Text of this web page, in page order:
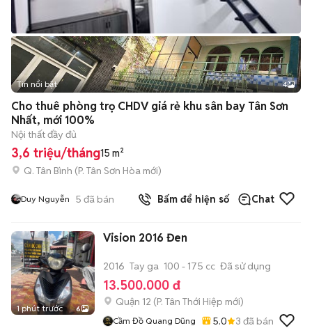
Tin nổi bật 4
Cho thuê phòng trọ CHDV giá rẻ khu sân bay Tân Sơn
Nhất, mới 100%
Nội thất đầy đủ
3,6 triệu/tháng15 m²
Q. Tân Bình (P. Tân Sơn Hòa mới)
Duy Nguyễn 5 đã bán Bấm để hiện số Chat
1 phút trước 6
Vision 2016 Đen
2016 Tay ga 100 - 175 cc Đã sử dụng
13.500.000 đ
Quận 12 (P. Tân Thới Hiệp mới)
Cầm Đồ Quang Dũng 5.0 3 đã bán